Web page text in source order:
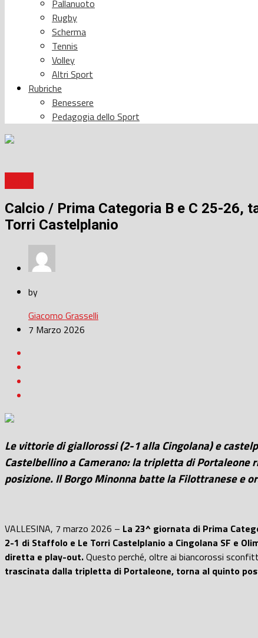
Pallanuoto
Rugby
Scherma
Tennis
Volley
Altri Sport
Rubriche
Benessere
Pedagogia dello Sport
Calcio / Prima Categoria B e C 25-26,
Torri Castelplanio
by
Giacomo Grasselli
7 Marzo 2026
Le vittorie di giallorossi (2-1 alla Cingolana) e
Castelbellino a Camerano: la tripletta di Portaleone
posizione. Il Borgo Minonna batte la Filottranese e
VALLESINA, 7 marzo 2026 – La 23^ giornata di Prima
2-1 di Staffolo e Le Torri Castelplanio a Cingolana SF e
diretta e play-out.Questo perché, oltre ai biancorossi
trascinata dalla tripletta di Portaleone, torna al quinto